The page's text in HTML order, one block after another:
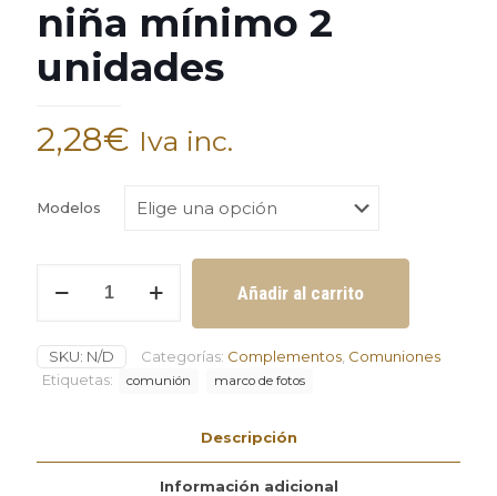
niña mínimo 2
unidades
2,28€ Iva inc.
Modelos
comunión
niño
2
Añadir al carrito
SKU: N/D Categorías: Complementos Comuniones
Etiquetas:
comunión marco de fotos
Descripción
Información adicional